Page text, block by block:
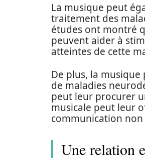
La musique peut
traitement des
études ont montré
peuvent aider à
atteintes de cette
De plus, la
de maladies
peut leur procurer
musicale peut leur
communication non
Une relation